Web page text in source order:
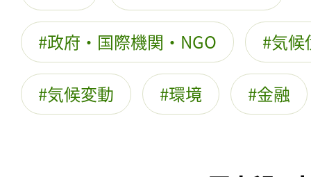
政府・国際機関・NGO 気候
気候変動 環境 金融